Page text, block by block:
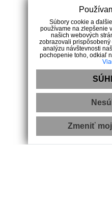
+421
Súbory cookie a
používame na zlepšenie
našich webových
zobrazovali
analýzu návštevnosti
pochopenie toho, odkiaľ
Zmeniť